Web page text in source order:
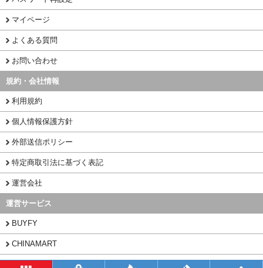
マイページ
よくある質問
お問い合わせ
規約・会社情報
利用規約
個人情報保護方針
外部送信ポリシー
特定商取引法に基づく表記
運営会社
運営サービス
BUYFY
CHINAMART
1PORT